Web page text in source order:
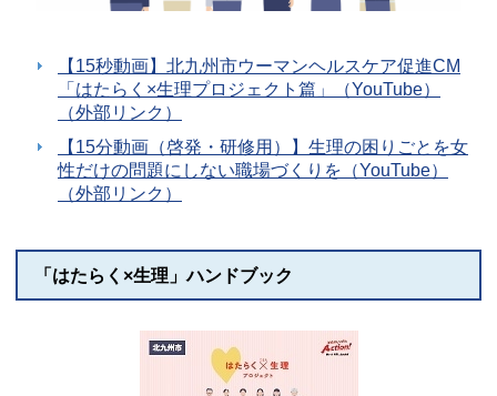
【15秒動画】北九州市ウーマンヘルスケア促進CM
「はたらく×生理プロジェクト篇」（YouTube）
（外部リンク）
【15分動画（啓発・研修用）】生理の困りごとを女
性だけの問題にしない職場づくりを（YouTube）
（外部リンク）
「はたらく×生理」ハンドブック